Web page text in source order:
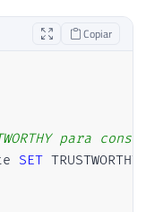
Copiar
para
SET